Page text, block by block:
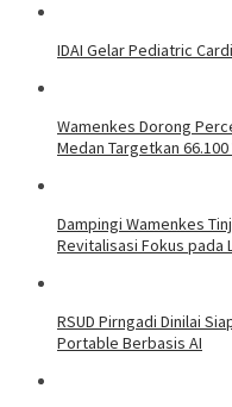
IDAI Gelar Pediatric
Wamenkes Dorong
Medan Targetkan
Dampingi Wamenkes
Revitalisasi Fokus pada
RSUD Pirngadi Dinilai
Portable Berbasis AI